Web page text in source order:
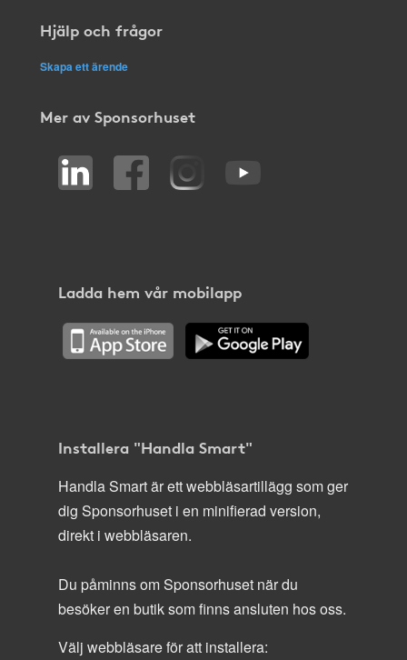
Hjälp och frågor
Skapa ett ärende
Mer av Sponsorhuset
Ladda hem vår mobilapp
Installera "Handla Smart"
Handla Smart är ett webbläsartillägg som ger
dig Sponsorhuset i en minifierad version,
direkt i webbläsaren.
Du påminns om Sponsorhuset när du
besöker en butik som finns ansluten hos oss.
Välj webbläsare för att installera: